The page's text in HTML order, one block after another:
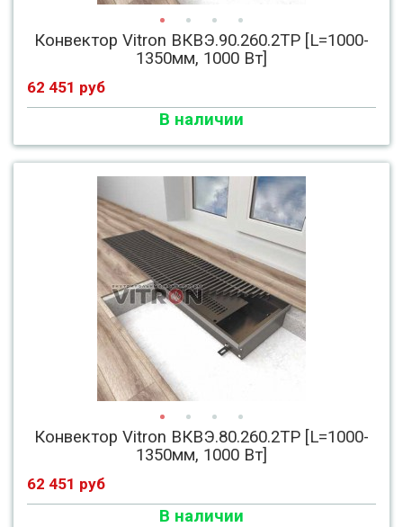
Конвектор Vitron ВКВЭ.90.260.2ТР [L=1000-
1350мм, 1000 Вт]
62 451 руб
В наличии
Конвектор Vitron ВКВЭ.80.260.2ТР [L=1000-
1350мм, 1000 Вт]
62 451 руб
В наличии